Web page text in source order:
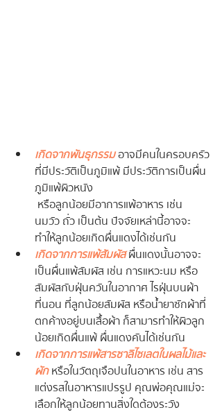
เกิดจากพันธุกรรม อาจมีคนในครอบครัว
ที่มีประวัติเป็นภูมิแพ้ มีประวัติการเป็นผื่น
ภูมิแพ้ผิวหนัง
นมวัว ถั่ว เป็นต้น ปัจจัยเหล่านี้อาจจะ
ทำให้ลูกน้อยเกิดผื่นแดงได้เช่นกัน
เกิดจากการแพ้สัมผัส ผื่นแดงนั้นอาจจะ
เป็นผื่นแพ้สัมผัส เช่น การแหวะนม หรือ
สัมผัสกับฝุ่นควันในอากาศ ไรฝุ่นบนผ้า
ที่นอน ที่ลูกน้อยสัมผัส หรือน้ำยาซักผ้าที่
ตกค้างอยู่บนเสื้อผ้า ก็สามารทำให้ผิวลูก
น้อยเกิดผื่นแพ้ ผื่นแดงคันได้เช่นกัน
เกิดจากการแพ้สารซาลิไซเลตในผลไม้และ
ผัก หรือในวัตถุเจือปนในอาหาร เช่น สาร
แต่งรสในอาหารแปรรูป คุณพ่อคุณแม่จะ
เลือกให้ลูกน้อยทานสิ่งใดต้องระวัง